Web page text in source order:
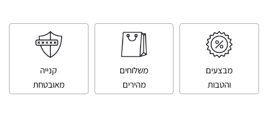
מבצעים
והטבות
משלוחים
מהירים
קנייה
מאובטחת